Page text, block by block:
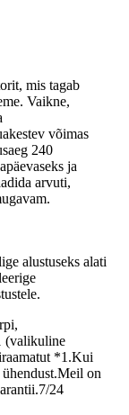
mis tagab
Vaikne,
võimas
240
ja
arvuti,
alustuseks alati
(valikuline
*1.Kui
on
24